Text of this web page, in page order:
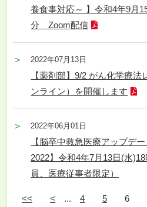
養食事対応～ 】令和4年9月
分 Zoom配信
2022年07月13日
【薬剤部】9/2 がん化学療
ンライン）を開催します
2022年06月01日
【脳卒中救急医療アップデ
2022】令和4年7月13日(水
員、医療従事者限定）
<< < ... 4 5 6